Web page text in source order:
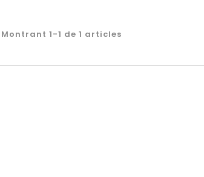
Montrant 1-1 de 1 articles